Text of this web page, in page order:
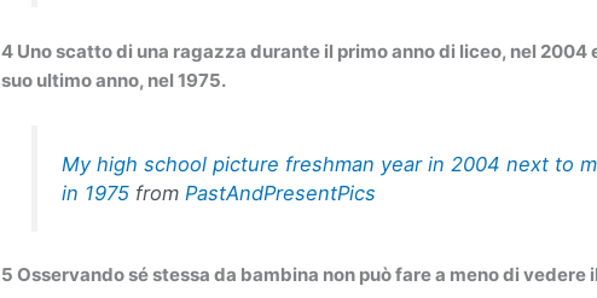
4 Uno scatto di una ragazza durante il primo anno di liceo, nel 2004
suo ultimo anno, nel 1975.
My high school picture freshman year in 2004 next to
in 1975from PastAndPresentPics
5 Osservando sé stessa da bambina non può fare a meno di vedere